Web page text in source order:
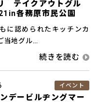
テイクアウトグル
各務原市民公園
に認められたキッチンカ
当地グル…
イベント
デービルヂングマー